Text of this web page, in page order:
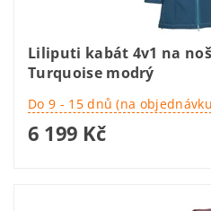
Liliputi kabát 4v1 na
Turquoise modrý
Do 9 - 15 dnů (na
6 199 Kč